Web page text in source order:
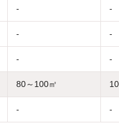
- -
- -
- -
80～100㎡
- -